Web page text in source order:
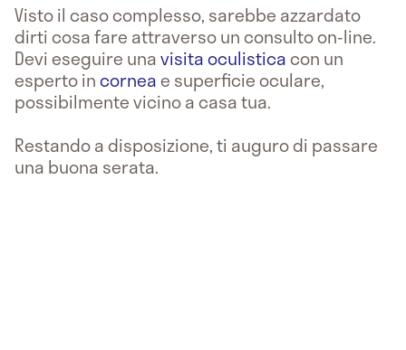
Visto il caso complesso, sarebbe azzardato
dirti cosa fare attraverso un consulto on-line.
Devi eseguire unavisita oculisticacon un
esperto incorneae superficie oculare,
possibilmente vicino a casa tua.
Restando a disposizione, ti auguro di passare
una buona serata.